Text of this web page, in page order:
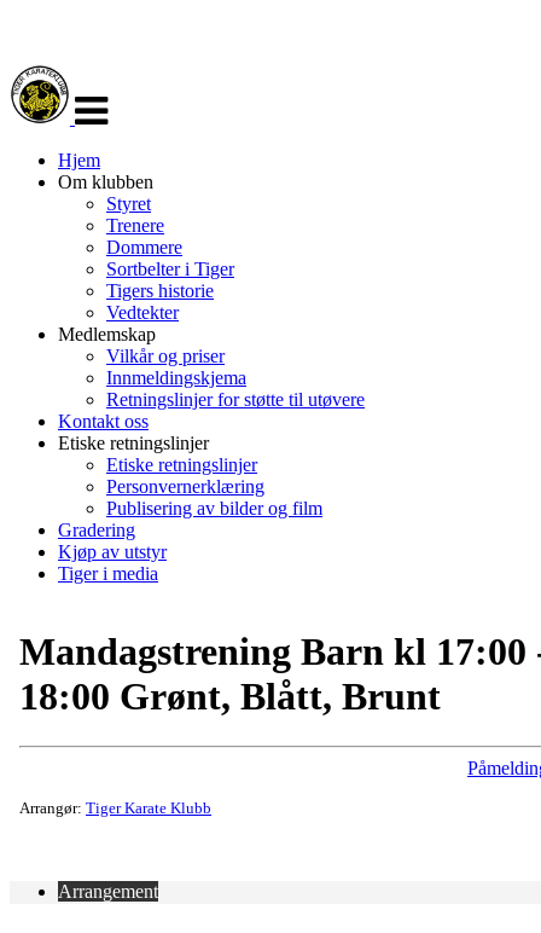
navigasjon
Hjem
Om klubben
Styret
Trenere
Dommere
Sortbelter i Tiger
Tigers historie
Vedtekter
Medlemskap
Vilkår og priser
Innmeldingskjema
Retningslinjer for støtte til utøvere
Kontakt oss
Etiske retningslinjer
Etiske retningslinjer
Personvernerklæring
Publisering av bilder og film
Gradering
Kjøp av utstyr
Tiger i media
Mandagstrening Barn kl 17:00
18:00 Grønt, Blått, Brunt
Arrangør: Tiger Karate Klubb
Arrangement